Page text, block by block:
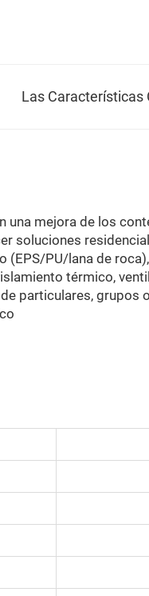
Las Características
mejora de los
soluciones
PU/lana de
térmico,
particulares,